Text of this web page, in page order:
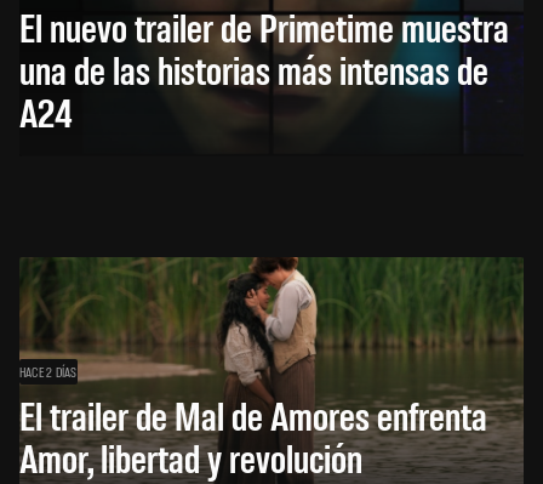
El nuevo trailer de Primetime muestra
una de las historias más intensas de
A24
HACE 2 DÍAS
El trailer de Mal de Amores enfrenta
Amor, libertad y revolución